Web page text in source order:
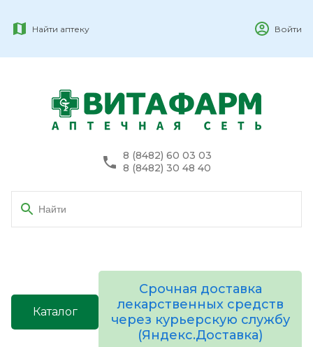
Найти аптеку Войти
8 (8482) 60 03 03
8 (8482) 30 48 40
Каталог
Срочная доставка
лекарственных средств
через курьерскую службу
(Яндекс.Доставка)